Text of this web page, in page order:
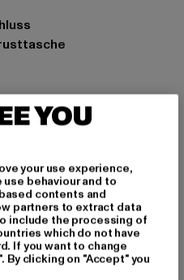
100% Polyester
|info@tbint.de
| 64372 Ober-Ramstadt |
YOU
your use experience,
behaviour and to
contents and
partners to extract data
include the processing of
which do not have
If you want to change
clicking on "Accept" you